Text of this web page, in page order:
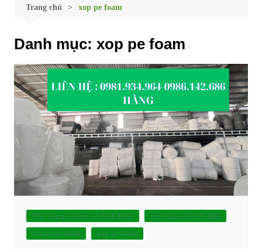
Trang chủ xop pe foam
Danh mục: xop pe foam
Mút xốp pe foam tại Bình Định
mút xốp tại bình định
Uncategorized
xop pe foam